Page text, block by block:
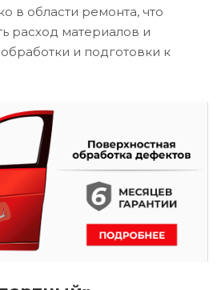
в области ремонта, что
расход материалов и
и подготовки к